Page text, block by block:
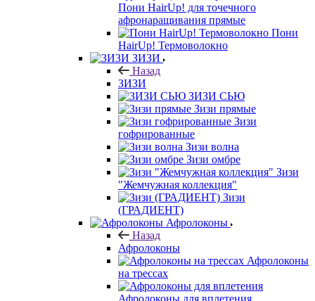
Пони HairUp! для точечного
афронаращивания прямые
Пони
HairUp! Термоволокно
ЗИЗИ
Назад
ЗИЗИ
ЗИЗИ СЬЮ
Зизи прямые
Зизи
гофрированные
Зизи волна
Зизи омбре
Зизи
"Жемчужная коллекция"
Зизи
(ГРАДИЕНТ)
Афролоконы
Назад
Афролоконы
Афролоконы
на трессах
Афролоконы для вплетения